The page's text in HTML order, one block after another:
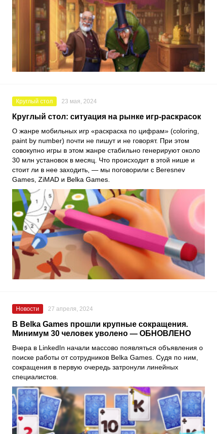
Круглый стол 23 мая, 2024
Круглый стол: ситуация на рынке игр-раскрасок
О жанре мобильных игр «раскраска по цифрам» (coloring,
paint by number) почти не пишут и не говорят. При этом
совокупно игры в этом жанре стабильно генерируют около
30 млн установок в месяц. Что происходит в этой нише и
стоит ли в нее заходить, — мы поговорили с Beresnev
Games, ZiMAD и Belka Games.
Новости 27 апреля, 2024
В Belka Games прошли крупные сокращения.
Минимум 30 человек уволено — ОБНОВЛЕНО
Вчера в LinkedIn начали массово появляться объявления о
поиске работы от сотрудников Belka Games. Судя по ним,
сокращения в первую очередь затронули линейных
специалистов.